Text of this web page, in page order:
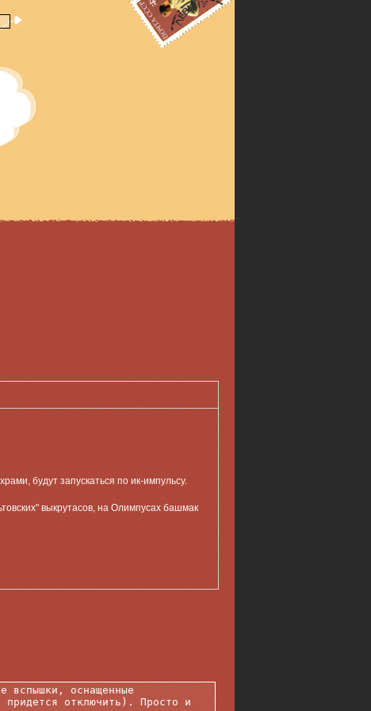
будут запускаться по ик-импульсу.
выкрутасов, на Олимпусах башмак